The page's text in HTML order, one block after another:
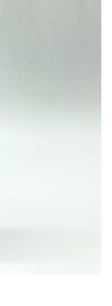
на обработку
на обработку
на обработку